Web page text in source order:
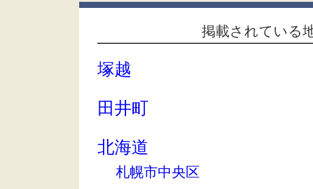
掲載されている
塚越
田井町
北海道
札幌市中央区